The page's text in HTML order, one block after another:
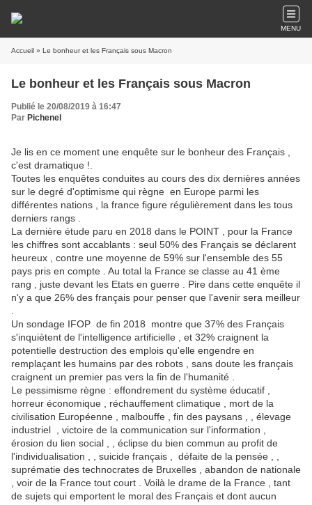
MENU
Accueil » Le bonheur et les Français sous Macron
Le bonheur et les Français sous Macron
Publié le 20/08/2019 à 16:47
Par Pichenel
Je lis en ce moment une enquête sur le bonheur des Français ,
c'est dramatique !.
Toutes les enquêtes conduites au cours des dix dernières années
sur le degré d'optimisme qui règne en Europe parmi les
différentes nations , la france figure régulièrement dans les tous
derniers rangs .
La dernière étude paru en 2018 dans le POINT , pour la France
les chiffres sont accablants : seul 50% des Français se déclarent
heureux , contre une moyenne de 59% sur l'ensemble des 55
pays pris en compte . Au total la France se classe au 41 ème
rang , juste devant les Etats en guerre . Pire dans cette enquête il
n'y a que 26% des français pour penser que l'avenir sera meilleur
Un sondage IFOP de fin 2018 montre que 37% des Français
s'inquiètent de l'intelligence artificielle , et 32% craignent la
potentielle destruction des emplois qu'elle engendre en
remplaçant les humains par des robots , sans doute les français
craignent un premier pas vers la fin de l'humanité .
Le pessimisme règne : effondrement du système éducatif ,
horreur économique , réchauffement climatique , mort de la
civilisation Européenne , malbouffe , fin des paysans , , élevage
industriel , victoire de la communication sur l'information ,
érosion du lien social , , éclipse du bien commun au profit de
l'individualisation , , suicide français , défaite de la pensée , ,
suprématie des technocrates de Bruxelles , abandon de nationale
, voir de la France tout court . Voilà le drame de la France , tant
de sujets qui emportent le moral des Français et dont aucun